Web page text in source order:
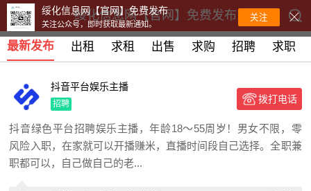
绥化信息网【官网】免费发布
最新发布 出租 求租 出售 求购 招聘 求职
抖音平台娱乐主播
招聘 拨打电话
抖音绿色平台招聘娱乐主播，年龄18～55周岁！男女不限，零
风险入职，在家就可以开播赚米，直播时间段自己选择。全职兼
职都可以，自己做自己的老...
绥化信息网【官网】免费发布
关注公众号，即时获取最新通知。
关注